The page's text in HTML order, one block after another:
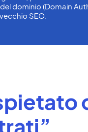
dominio (Domain
SEO.